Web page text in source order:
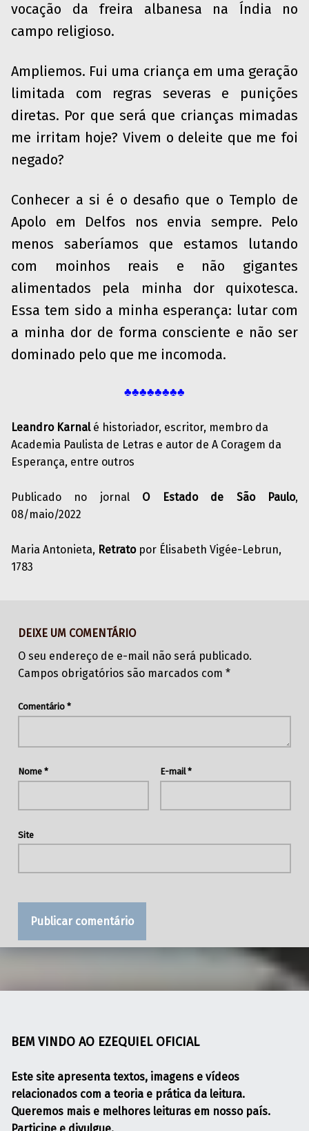
vocação da freira albanesa na Índia no
campo religioso.
Ampliemos. Fui uma criança em uma geração
limitada com regras severas e punições
diretas. Por que será que crianças mimadas
me irritam hoje? Vivem o deleite que me foi
negado?
Conhecer a si é o desafio que o Templo de
Apolo em Delfos nos envia sempre. Pelo
menos saberíamos que estamos lutando
com moinhos reais e não gigantes
alimentados pela minha dor quixotesca.
Essa tem sido a minha esperança: lutar com
a minha dor de forma consciente e não ser
dominado pelo que me incomoda.
♣♣♣♣♣♣♣♣
Leandro Karnalé historiador, escritor, membro da
Academia Paulista de Letras e autor de A Coragem da
Esperança, entre outros
Publicado no jornal O Estado de São Paulo,
08/maio/2022
Maria Antonieta, Retratopor Élisabeth Vigée-Lebrun,
1783
DEIXE UM COMENTÁRIO
O seu endereço de e-mail não será publicado.
Campos obrigatórios são marcados com *
Comentário *
Nome * E-mail*
Site
BEM VINDO AO EZEQUIEL OFICIAL
Este site apresenta textos, imagens e vídeos
relacionados com a teoria e prática da leitura.
Queremos mais e melhores leituras em nosso país.